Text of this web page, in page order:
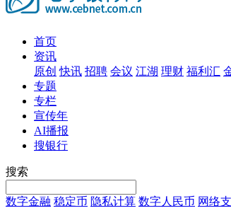
首页
资讯
原创 快讯 招聘 会议 江湖 理财 福利汇
专题
专栏
宣传年
AI播报
搜银行
搜索
数字金融 稳定币 隐私计算 数字人民币 网络